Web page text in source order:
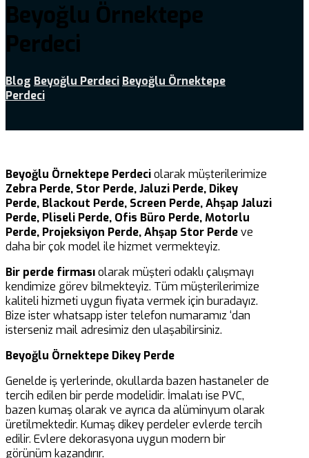
Beyoğlu Örnektepe
Perdeci
Blog Beyoğlu Perdeci Beyoğlu Örnektepe
Perdeci
Beyoğlu Örnektepe Perdeciolarak müşterilerimize
Zebra Perde, Stor Perde, Jaluzi Perde, Dikey
Perde, Blackout Perde, Screen Perde, Ahşap Jaluzi
Perde, Pliseli Perde, Ofis Büro Perde, Motorlu
Perde, Projeksiyon Perde, Ahşap Stor Perdeve
daha bir çok model ile hizmet vermekteyiz.
Bir perde firmasıolarak müşteri odaklı çalışmayı
kendimize görev bilmekteyiz. Tüm müşterilerimize
kaliteli hizmeti uygun fiyata vermek için buradayız.
Bize ister whatsapp ister telefon numaramız ‘dan
isterseniz mail adresimiz den ulaşabilirsiniz.
Beyoğlu Örnektepe Dikey Perde
Genelde iş yerlerinde, okullarda bazen hastaneler de
tercih edilen bir perde modelidir. İmalatı ise PVC,
bazen kumaş olarak ve ayrıca da alüminyum olarak
üretilmektedir. Kumaş dikey perdeler evlerde tercih
edilir. Evlere dekorasyona uygun modern bir
görünüm kazandırır.